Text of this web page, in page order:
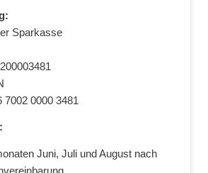
Sparkasse
7002 0000 3481
Juni, Juli und August nach